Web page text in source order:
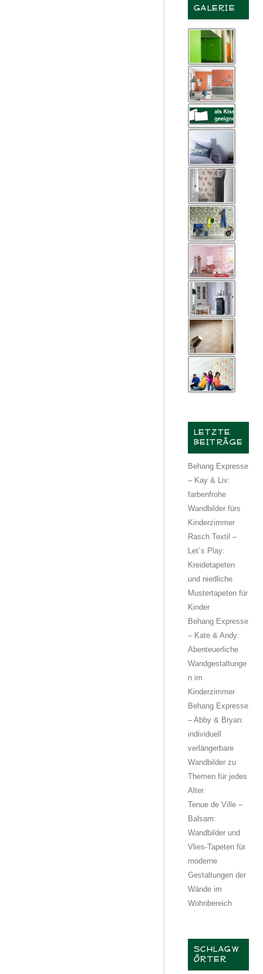
GALERIE
LETZTE
BEITRÄGE
Behang Expresse
– Kay & Liv:
farbenfrohe
Wandbilder fürs
Kinderzimmer
Rasch Textil –
Let´s Play:
Kreidetapeten
und niedliche
Mustertapeten für
Kinder
Behang Expresse
– Kate & Andy:
Abenteuerliche
Wandgestaltunge
n im
Kinderzimmer
Behang Expresse
– Abby & Bryan:
individuell
verlängerbare
Wandbilder zu
Themen für jedes
Alter
Tenue de Ville –
Balsam:
Wandbilder und
Vlies-Tapeten für
moderne
Gestaltungen der
Wände im
Wohnbereich
SCHLAGW
ÖRTER